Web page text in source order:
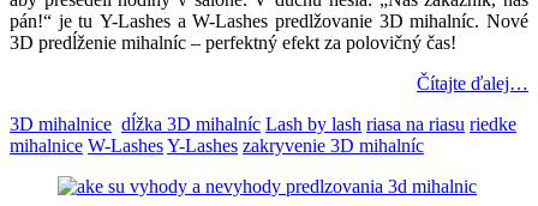
pán!“ je tu Y-Lashes a W-Lashes predlžovanie 3D mihalníc. Nové
3D predĺženie mihalníc – perfektný efekt za polovičný čas!
Čítajte ďalej…
3D mihalnice dĺžka 3D mihalníc Lash by lash riasa na riasu riedke
mihalnice W-LashesY-Lashes zakryvenie 3D mihalníc